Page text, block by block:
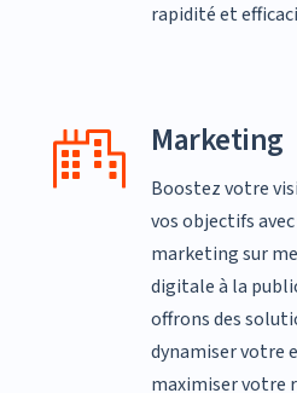
rapidité et
Marketing
Boostez votre
vos objectifs
marketing sur
digitale à la
offrons des
dynamiser votre
maximiser votre